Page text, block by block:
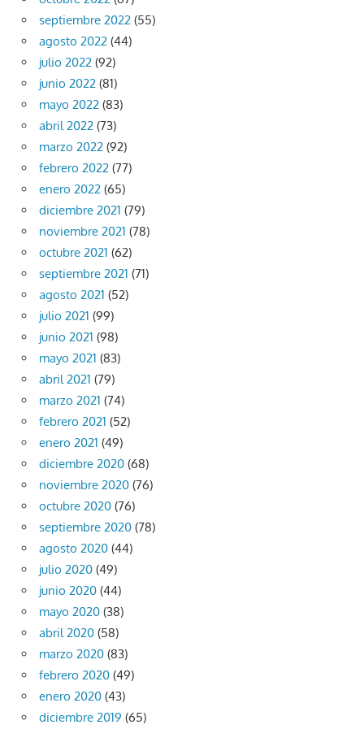
septiembre 2022 (55)
agosto 2022 (44)
julio 2022 (92)
junio 2022 (81)
mayo 2022 (83)
abril 2022 (73)
marzo 2022 (92)
febrero 2022 (77)
enero 2022 (65)
diciembre 2021 (79)
noviembre 2021 (78)
octubre 2021 (62)
septiembre 2021 (71)
agosto 2021 (52)
julio 2021 (99)
junio 2021 (98)
mayo 2021 (83)
abril 2021 (79)
marzo 2021 (74)
febrero 2021 (52)
enero 2021 (49)
diciembre 2020 (68)
noviembre 2020 (76)
octubre 2020 (76)
septiembre 2020 (78)
agosto 2020 (44)
julio 2020 (49)
junio 2020 (44)
mayo 2020 (38)
abril 2020 (58)
marzo 2020 (83)
febrero 2020 (49)
enero 2020 (43)
diciembre 2019 (65)